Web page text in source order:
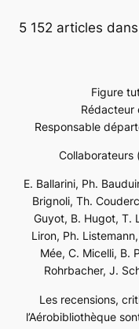
5 152 articles
Figure
Rédacteur
Responsable
Collaborateurs
E. Ballarini, Ph.
Brignoli, Th.
Guyot, B. Hugot, T.
Liron, Ph.
Mée, C. Micelli, B.
Rohrbacher, J.
Les recensions,
l’Aérobibliothèque